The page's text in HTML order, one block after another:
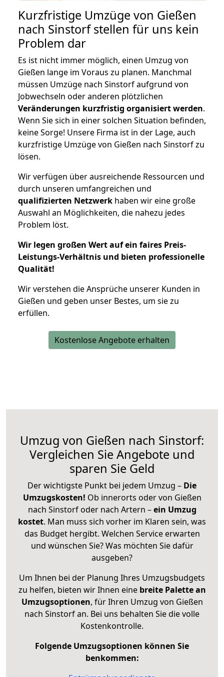
Kurzfristige Umzüge von Gießen
nach Sinstorf stellen für uns kein
Problem dar
Es ist nicht immer möglich, einen Umzug von
Gießen lange im Voraus zu planen. Manchmal
müssen Umzüge nach Sinstorf aufgrund von
Jobwechseln oder anderen plötzlichen
Veränderungen kurzfristig organisiert werden.
Wenn Sie sich in einer solchen Situation befinden,
keine Sorge! Unsere Firma ist in der Lage, auch
kurzfristige Umzüge von Gießen nach Sinstorf zu
lösen.
Wir verfügen über ausreichende Ressourcen und
durch unseren umfangreichen und
qualifizierten Netzwerk haben wir eine große
Auswahl an Möglichkeiten, die nahezu jedes
Problem löst.
Wir legen großen Wert auf ein faires Preis-
Leistungs-Verhältnis und bieten professionelle
Qualität!
Wir verstehen die Ansprüche unserer Kunden in
Gießen und geben unser Bestes, um sie zu
erfüllen.
Kostenlose Angebote erhalten
Umzug von Gießen nach Sinstorf:
Vergleichen Sie Angebote und
sparen Sie Geld
Der wichtigste Punkt bei jedem Umzug – Die
Umzugskosten! Ob innerorts oder von Gießen
nach Sinstorf oder nach Artern –ein Umzug
kostet. Man muss sich vorher im Klaren sein, was
das Budget hergibt. Welchen Service erwarten
und wünschen Sie? Was möchten Sie dafür
ausgeben?
Um Ihnen bei der Planung Ihres Umzugsbudgets
zu helfen, bieten wir Ihnen eine breite Palette an
Umzugsoptionen, für Ihren Umzug von Gießen
nach Sinstorf an. Bei uns behalten Sie die volle
Kostenkontrolle.
Folgende Umzugsoptionen können Sie
benkommen: